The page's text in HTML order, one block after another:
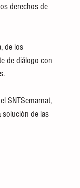
derechos de
de los
de diálogo con
SNTSemarnat,
solución de las